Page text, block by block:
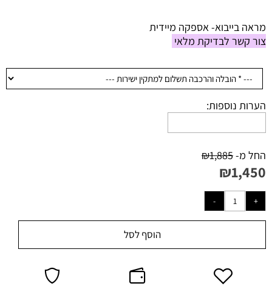
מראה בייבוא- אספקה מיידית
צור קשר לבדיקת מלאי
הערות נוספות:
החל מ- ₪1,885
₪1,450
הוסף לסל